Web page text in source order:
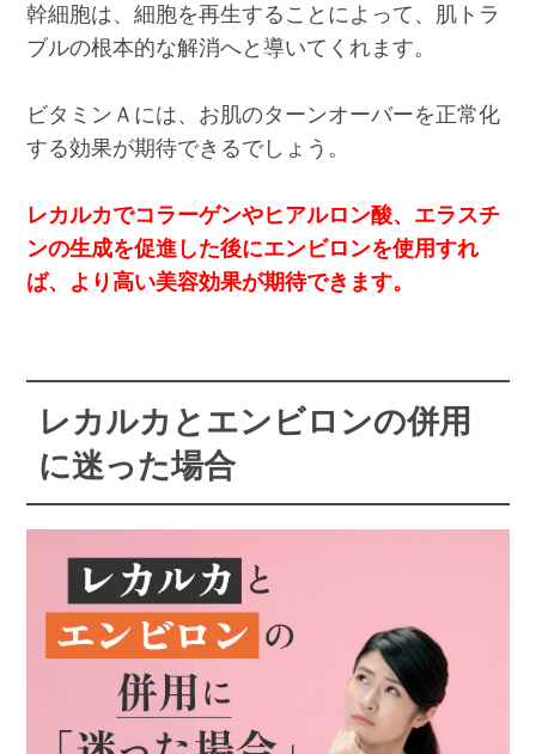
幹細胞は、細胞を再生することによって、肌トラ
ブルの根本的な解消へと導いてくれます。
ビタミンＡには、お肌のターンオーバーを正常化
する効果が期待できるでしょう。
レカルカでコラーゲンやヒアルロン酸、エラスチ
ンの生成を促進した後にエンビロンを使用すれ
ば、より高い美容効果が期待できます。
レカルカとエンビロンの併用
に迷った場合